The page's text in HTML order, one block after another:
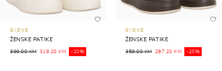
GIOVE
ŽENSKE PATIKE
399,00 KM 319,20 KM -20%
GIOVE
ŽENSKE PATIKE
359,00 KM 287,20 KM -20%